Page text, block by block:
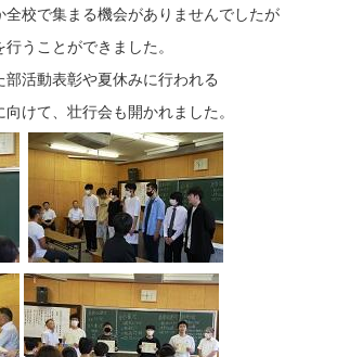
校で集まる機会がありませんでしたが
うことができました。
活動表彰や夏休みに行われる
けて、壮行会も開かれました。